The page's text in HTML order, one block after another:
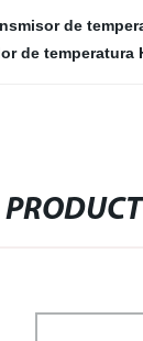
de
de temperatura